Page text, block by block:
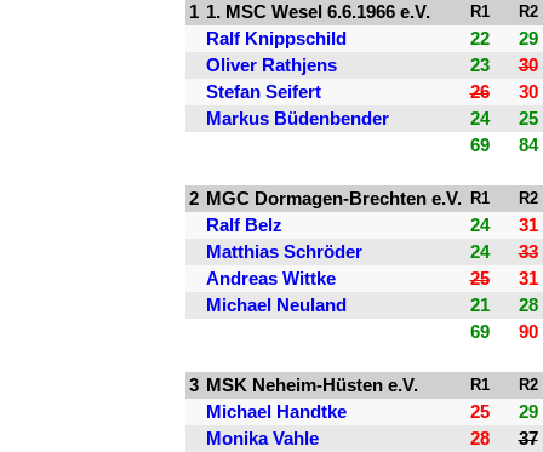
1 1. MSC Wesel 6.6.1966 e.V. R1 R2
Ralf Knippschild 22
29
Oliver Rathjens
23
30
Stefan Seifert
26
30
Markus Büdenbender
24
25
69
84
2 MGC Dormagen-Brechten e.V. R1 R2
Ralf Belz 24
31
Matthias Schröder
24
33
Andreas Wittke
25
31
Michael Neuland
21
28
69
90
3 MSK Neheim-Hüsten e.V. R1 R2
Michael Handtke 25
29
Monika Vahle
28
37